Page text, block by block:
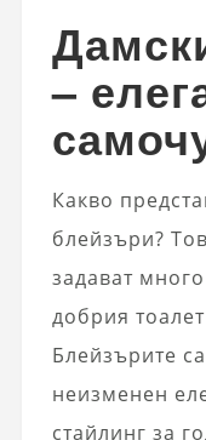
–
Какво
блейзъри?
задават
добрия
Блейзърите
неизменен
стайлинг за